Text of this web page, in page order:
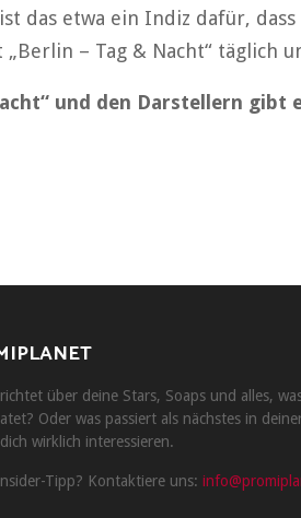
das etwa ein Indiz dafür, dass
„Berlin – Tag & Nacht“ täglich
und den Darstellern gibt
über deine Stars, Soaps und alles,
Oder was passiert als nächstes in
wirklich interessieren.
Tipp? Kontaktiere uns: